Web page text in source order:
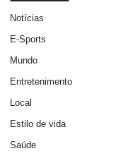
Notícias
E-Sports
Mundo
Entretenimento
Local
Estilo de vida
Saúde